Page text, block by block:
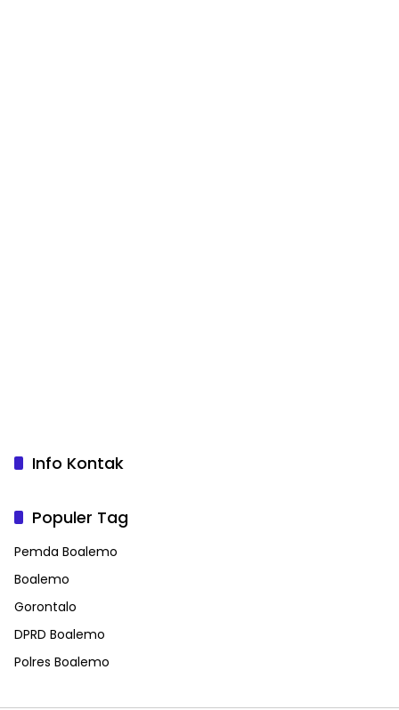
Info Kontak
Populer Tag
Pemda Boalemo
Boalemo
Gorontalo
DPRD Boalemo
Polres Boalemo